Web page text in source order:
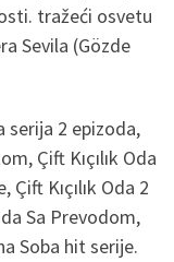
tražeći osvetu
Sevila (Gözde
serija 2 epizoda,
Çift Kıçılık Oda
Kıçılık Oda 2
Sa Prevodom,
Soba hit serije.